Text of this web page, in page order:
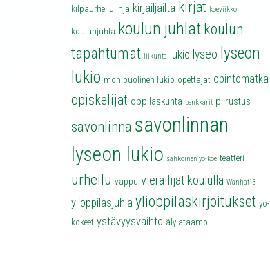
kilpaurheilulinja kirjailjailta kirjat koeviikko
koulunjuhla koulun juhlat koulun
tapahtumat liikunta lukio lyseo lyseon
lukio monipuolinen lukio opettajat opintomatka
opiskelijat oppilaskunta penkkarit piirustus
savonlinna savonlinnan
lyseon lukio sähköinen yo-koe teatteri
urheilu vappu vierailijat koululla Wanhat13
ylioppilasjuhla ylioppilaskirjoitukset yo-
kokeet ystävyysvaihto älylataamo